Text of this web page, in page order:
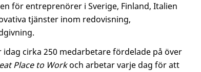
för entreprenörer i Sverige, Finland, Italien
tjänster inom redovisning,
idag cirka 250 medarbetare fördelade på över
Place to Workoch arbetar varje dag för att